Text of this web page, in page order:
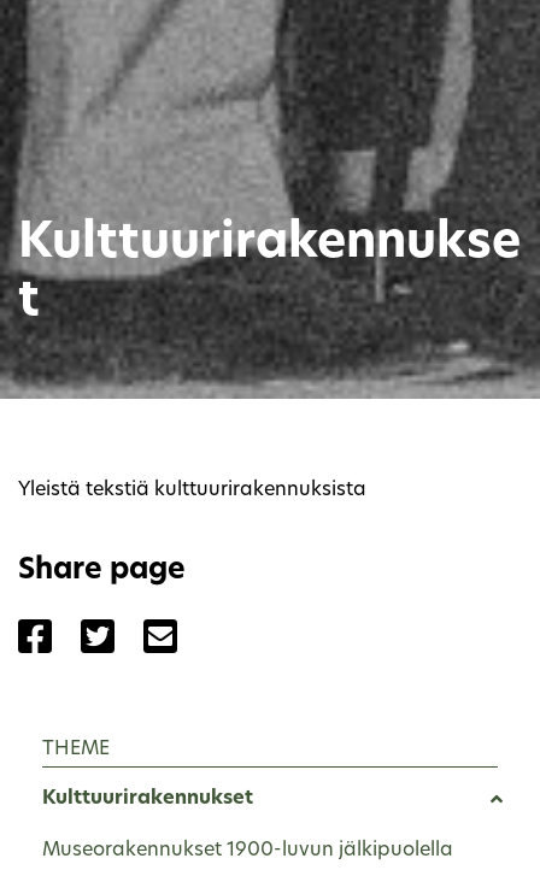
Kulttuurirakennukse
t
Yleistä tekstiä kulttuurirakennuksista
Share page
Share the page with Facebook
Share the page with Twitter
THEME
Kulttuurirakennukset
Museorakennukset 1900-luvun jälkipuolella